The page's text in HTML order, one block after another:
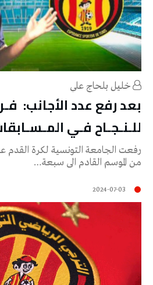
خليل‭ ‬بلحاج‭ ‬علي
بعد رفع عدد الأجانب:
للـنـجـاح فـي
رفعت الجامعة التونسية لكرة القدم
من الموسم القادم الى سبعة…
2024-07-03